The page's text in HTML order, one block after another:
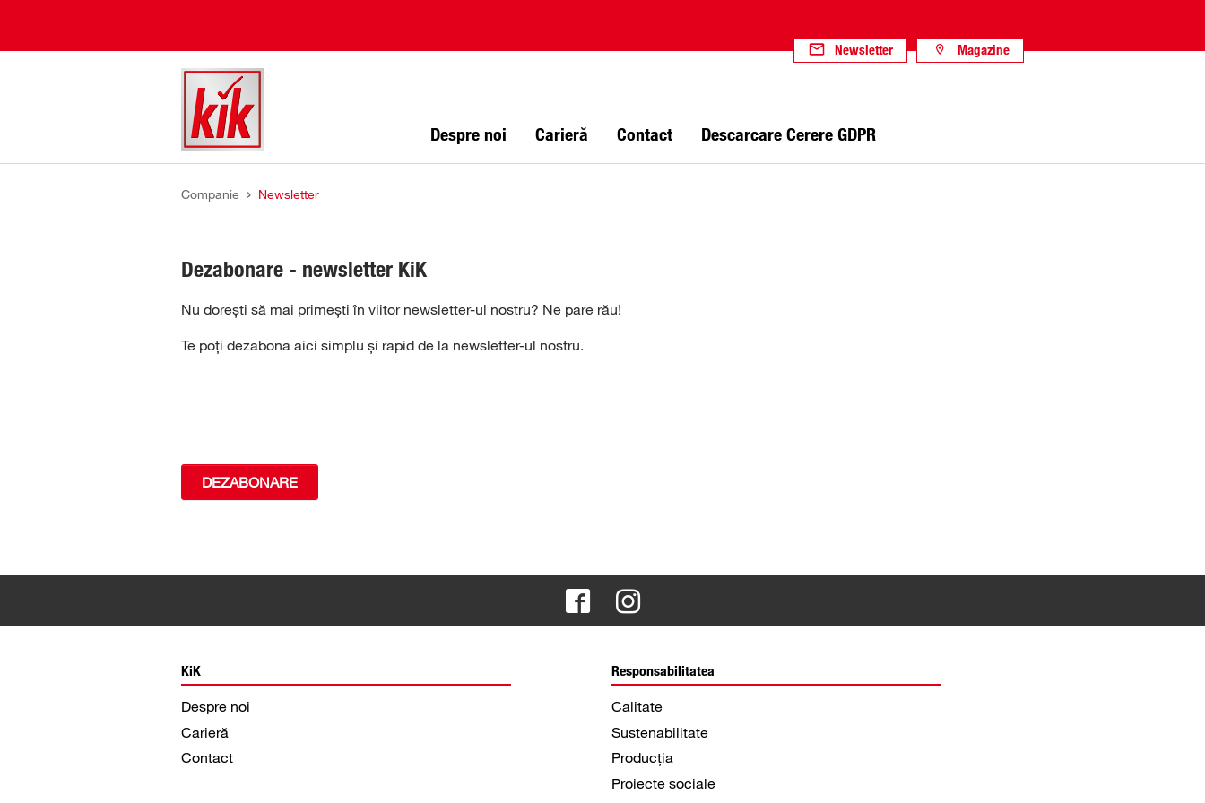
Newsletter Magazine
Despre noi Carieră Contact Descarcare Cerere GDPR
Companie Newsletter
Dezabonare - newsletter KiK
Nu dorești să mai primești în viitor newsletter-ul nostru? Ne pare rău!
Te poți dezabona aici simplu și rapid de la newsletter-ul nostru.
DEZABONARE
KiK
Despre noi
Carieră
Contact
Responsabilitatea
Calitate
Sustenabilitate
Producția
Proiecte sociale